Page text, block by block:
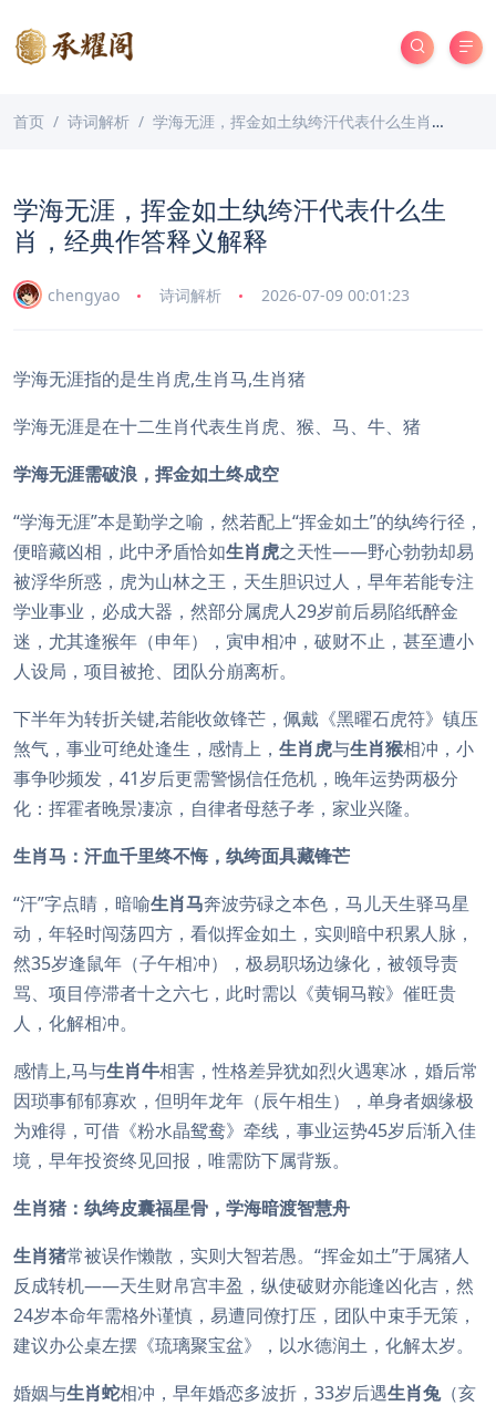
首页 诗词解析 学海无涯，挥金如土纨绔汗代表什么生肖，经典作答释义解释
学海无涯，挥金如土纨绔汗代表什么生
肖，经典作答释义解释
chengyao 诗词解析 2026-07-09 00:01:23
学海无涯指的是生肖虎,生肖马,生肖猪
学海无涯是在十二生肖代表生肖虎、猴、马、牛、猪
学海无涯需破浪，挥金如土终成空
“学海无涯”本是勤学之喻，然若配上“挥金如土”的纨绔行径，
便暗藏凶相，此中矛盾恰如生肖虎之天性——野心勃勃却易
被浮华所惑，虎为山林之王，天生胆识过人，早年若能专注
学业事业，必成大器，然部分属虎人29岁前后易陷纸醉金
迷，尤其逢猴年（申年），寅申相冲，破财不止，甚至遭小
人设局，项目被抢、团队分崩离析。
下半年为转折关键,若能收敛锋芒，佩戴《黑曜石虎符》镇压
煞气，事业可绝处逢生，感情上， 生肖虎与生肖猴相冲，小
事争吵频发，41岁后更需警惕信任危机，晚年运势两极分
化：挥霍者晚景凄凉，自律者母慈子孝，家业兴隆。
生肖马：汗血千里终不悔，纨绔面具藏锋芒
“汗”字点睛，暗喻生肖马奔波劳碌之本色，马儿天生驿马星
动，年轻时闯荡四方，看似挥金如土，实则暗中积累人脉，
然35岁逢鼠年（子午相冲），极易职场边缘化，被领导责
骂、项目停滞者十之六七，此时需以《黄铜马鞍》催旺贵
人，化解相冲。
感情上,马与生肖牛相害，性格差异犹如烈火遇寒冰，婚后常
因琐事郁郁寡欢，但明年龙年（辰午相生），单身者姻缘极
为难得，可借《粉水晶鸳鸯》牵线，事业运势45岁后渐入佳
境，早年投资终见回报，唯需防下属背叛。
生肖猪：纨绔皮囊福星骨，学海暗渡智慧舟
生肖猪常被误作懒散，实则大智若愚。“挥金如土”于属猪人
反成转机——天生财帛宫丰盈，纵使破财亦能逢凶化吉，然
24岁本命年需格外谨慎，易遭同僚打压，团队中束手无策，
建议办公桌左摆《琉璃聚宝盆》，以水德润土，化解太岁。
婚姻与生肖蛇相冲，早年婚恋多波折，33岁后遇生肖兔（亥